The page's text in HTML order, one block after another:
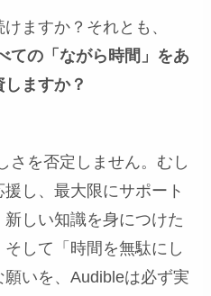
ますか？それとも、
ての「ながら時間」をあ
ますか？
さを否定しません。むし
し、最大限にサポート
しい知識を身につけた
して「時間を無駄にし
いを、Audibleは必ず実